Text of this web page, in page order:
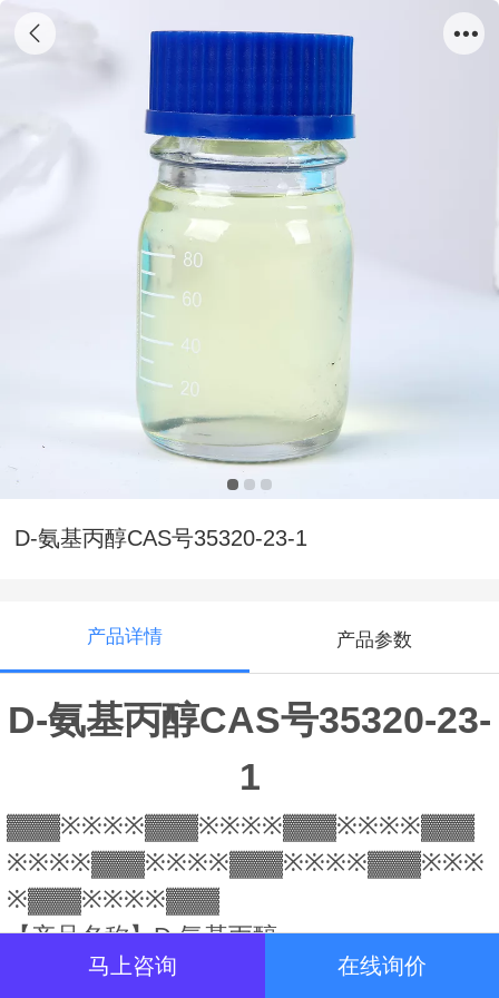
D-氨基丙醇CAS号35320-23-1
产品详情 产品参数
D-氨基丙醇CAS号35320-23-
1
▓▓▓※※※※▓▓▓※※※※▓▓▓※※※※▓▓▓
※※※※▓▓▓※※※※▓▓▓※※※※▓▓▓※※※
※▓▓▓※※※※▓▓▓
【产品名称】D-氨基丙醇
【产品别名】(R)-(-)-2-胺基-1-丙醇
马上咨询 在线询价